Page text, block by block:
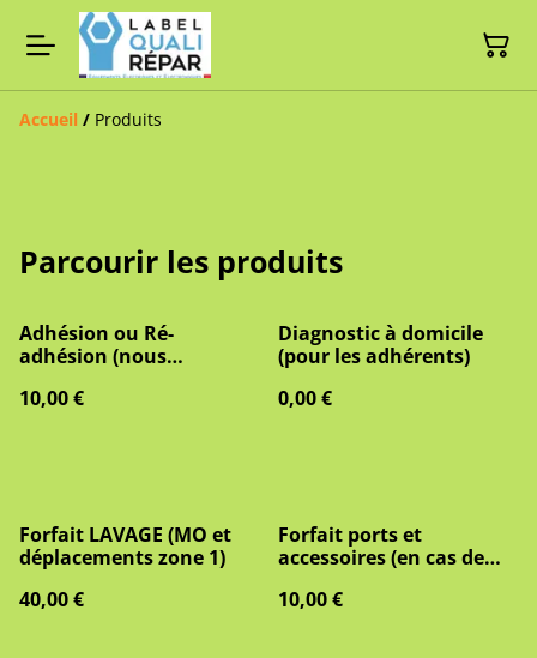
Accueil / Produits
Parcourir les produits
Adhésion ou Ré-
adhésion (nous
l'adhésion solidaire 1€)
10,00 €
Diagnostic à domicile
(pour les adhérents)
0,00 €
Forfait LAVAGE (MO et
déplacements zone 1)
40,00 €
Forfait ports et
accessoires (en cas de
10,00 €